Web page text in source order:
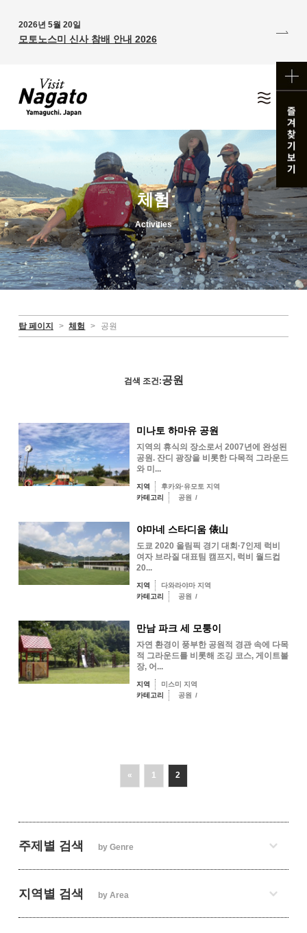
2026년 5월 20일
모토노스미 신사 참배 안내 2026
탑 페이지 > 체험 > 공원
체험
Activities
검색 조건:공원
미나토 하마유 공원
지역의 휴식의 장소로서 2007년에 완성된
공원. 잔디 광장을 비롯한 다목적 그라운드
와 미...
지역
후카와·유모토 지역
카테고리
공원 /
야마네 스타디움 俵山
도쿄 2020 올림픽 경기 대회·7인제 럭비
여자 브라질 대표팀 캠프지, 럭비 월드컵
20...
지역
다와라야마 지역
카테고리
공원 /
만남 파크 세 모퉁이
자연 환경이 풍부한 공원적 경관 속에 다목
적 그라운드를 비롯해 조깅 코스, 게이트볼
장, 어...
지역
미스미 지역
카테고리
공원 /
« 1 2
주제별 검색 by Genre
지역별 검색 by Area